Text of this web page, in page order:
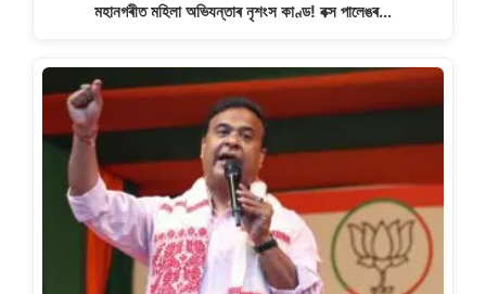
মহানগৰীত মহিলা অভিযন্তাৰ নৃশংস কাণ্ড! বক্স পালেঙৰ…